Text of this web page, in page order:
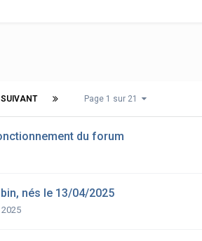
SUIVANT Page 1 sur 21
du forum
nés le 13/04/2025
2025